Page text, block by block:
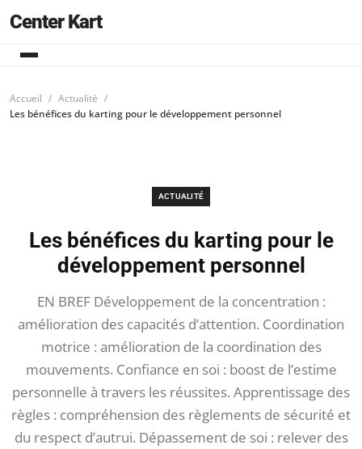
Center Kart
Accueil
Actualité
Les bénéfices du karting pour le développement personnel
ACTUALITÉ
Les bénéfices du karting pour le
développement personnel
EN BREF Développement de la concentration :
amélioration des capacités d’attention. Coordination
motrice : amélioration de la coordination des
mouvements. Confiance en soi : boost de l’estime
personnelle à travers les réussites. Apprentissage des
règles : compréhension des règlements de sécurité et
du respect d’autrui. Dépassement de soi : relever des